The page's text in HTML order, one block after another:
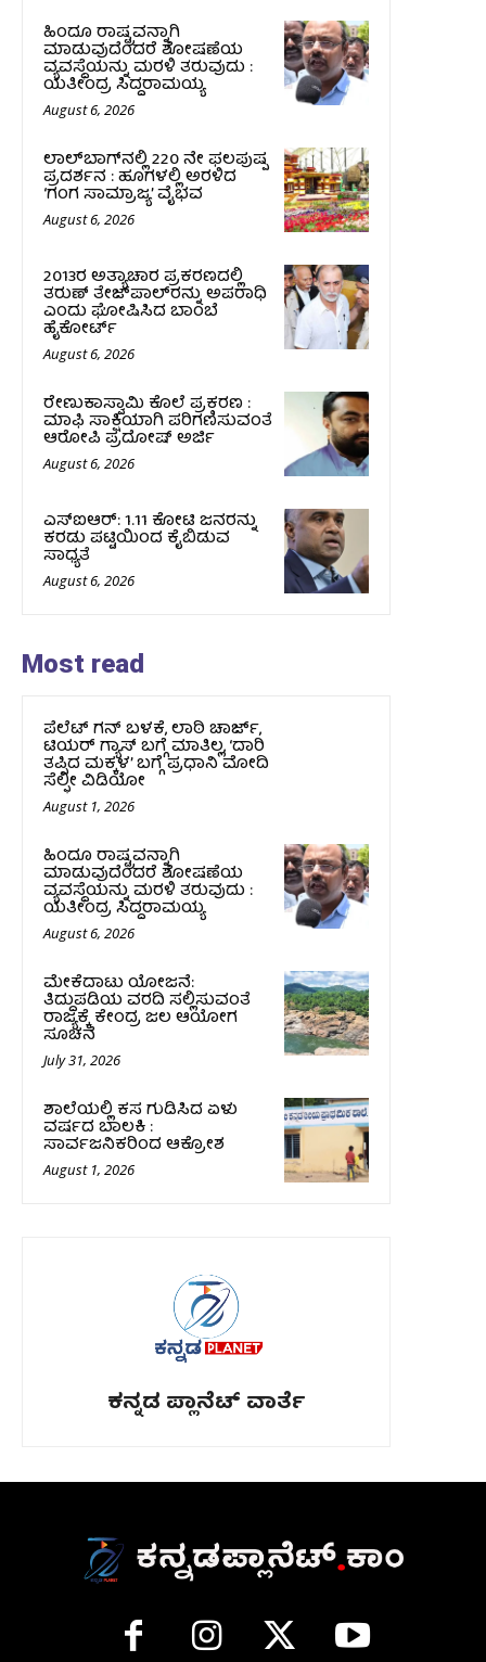
ಹಿಂದೂ ರಾಷ್ಟ್ರವನ್ನಾಗಿ
ಮಾಡುವುದೆಂದರೆ ಶೋಷಣೆಯ
ವ್ಯವಸ್ಥೆಯನ್ನು ಮರಳಿ ತರುವುದು :
ಯತೀಂದ್ರ ಸಿದ್ದರಾಮಯ್ಯ
August 6, 2026
ಲಾಲ್‍ಬಾಗ್‍ನಲ್ಲಿ 220 ನೇ ಫಲಪುಷ್ಪ
ಪ್ರದರ್ಶನ : ಹೂಗಳಲ್ಲಿ ಅರಳಿದ
‘ಗಂಗ ಸಾಮ್ರಾಜ್ಯ’ ವೈಭವ
August 6, 2026
2013ರ ಅತ್ಯಾಚಾರ ಪ್ರಕರಣದಲ್ಲಿ
ತರುಣ್ ತೇಜ್‌ಪಾಲ್‌ರನ್ನು ಅಪರಾಧಿ
ಎಂದು ಘೋಷಿಸಿದ ಬಾಂಬೆ
ಹೈಕೋರ್ಟ್
August 6, 2026
ರೇಣುಕಾಸ್ವಾಮಿ ಕೊಲೆ ಪ್ರಕರಣ :
ಮಾಫಿ ಸಾಕ್ಷಿಯಾಗಿ ಪರಿಗಣಿಸುವಂತೆ
ಆರೋಪಿ ಪ್ರದೋಷ್‌ ಅರ್ಜಿ
August 6, 2026
ಎಸ್‌ಐಆರ್‌: 1.11 ಕೋಟಿ ಜನರನ್ನು
ಕರಡು ಪಟ್ಟಿಯಿಂದ ಕೈಬಿಡುವ
ಸಾಧ್ಯತೆ
August 6, 2026
Most read
ಪೆಲೆಟ್ ಗನ್ ಬಳಕೆ, ಲಾಠಿ ಚಾರ್ಜ್,
ಟಿಯರ್ ಗ್ಯಾಸ್ ಬಗ್ಗೆ ಮಾತಿಲ್ಲ, ‘ದಾರಿ
ತಪ್ಪಿದ ಮಕ್ಕಳ’ ಬಗ್ಗೆ ಪ್ರಧಾನಿ ಮೋದಿ
ಸೆಲ್ಫೀ ವಿಡಿಯೋ
August 1, 2026
ಹಿಂದೂ ರಾಷ್ಟ್ರವನ್ನಾಗಿ
ಮಾಡುವುದೆಂದರೆ ಶೋಷಣೆಯ
ವ್ಯವಸ್ಥೆಯನ್ನು ಮರಳಿ ತರುವುದು :
ಯತೀಂದ್ರ ಸಿದ್ದರಾಮಯ್ಯ
August 6, 2026
ಮೇಕೆದಾಟು ಯೋಜನೆ:
ತಿದ್ದುಪಡಿಯ ವರದಿ ಸಲ್ಲಿಸುವಂತೆ
ರಾಜ್ಯಕ್ಕೆ ಕೇಂದ್ರ ಜಲ ಆಯೋಗ
ಸೂಚನೆ
July 31, 2026
ಶಾಲೆಯಲ್ಲಿ ಕಸ ಗುಡಿಸಿದ ಏಳು
ವರ್ಷದ ಬಾಲಕಿ :
ಸಾರ್ವಜನಿಕರಿಂದ ಆಕ್ರೋಶ
August 1, 2026
ಕನ್ನಡ ಪ್ಲಾನೆಟ್ ವಾರ್ತೆ